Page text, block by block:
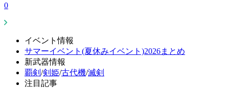
0
イベント情報
サマーイベント(夏休みイベント)2026まとめ
新武器情報
覇剣 /剣姫/古代機/滅剣
注目記事